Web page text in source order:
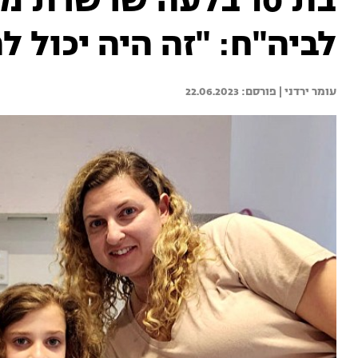
לביה"ח: "זה היה יכול
עומר ירדני | 22.06.2023